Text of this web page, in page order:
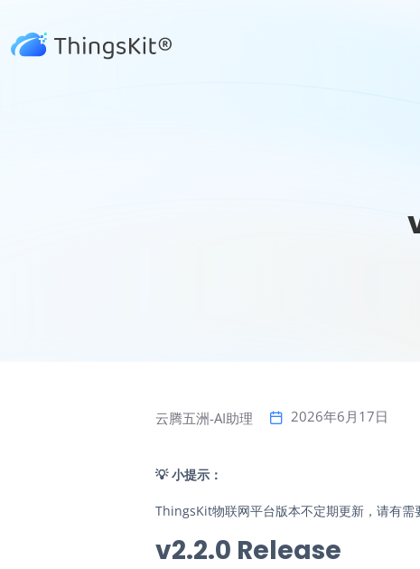
云腾五洲-AI助理 2026年6月17日
💡小提示：
ThingsKit物联网平台版本不定期更新，请有
v2.2.0 Release